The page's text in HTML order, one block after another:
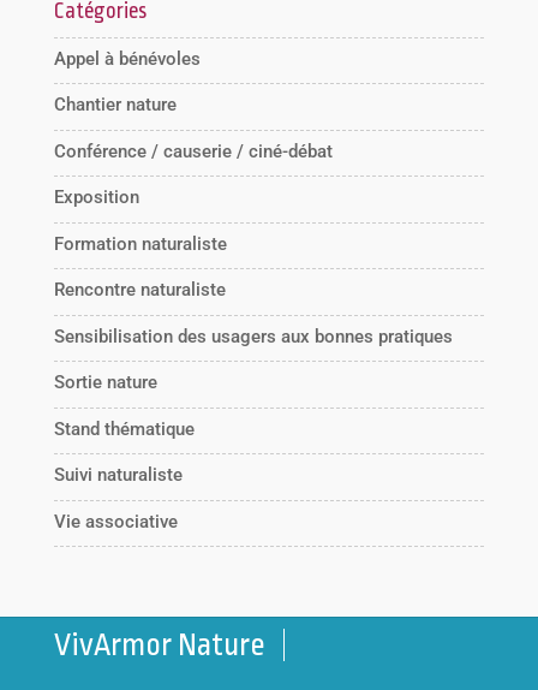
Catégories
Appel à bénévoles
Chantier nature
Conférence / causerie / ciné-débat
Exposition
Formation naturaliste
Rencontre naturaliste
Sensibilisation des usagers aux bonnes pratiques
Sortie nature
Stand thématique
Suivi naturaliste
Vie associative
VivArmor Nature